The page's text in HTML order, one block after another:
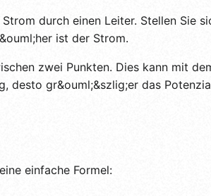
durch einen Leiter. Stellen Sie
ist der Strom.
zwei Punkten. Dies kann mit
desto gr&ouml;&szlig;er das
einfache Formel: